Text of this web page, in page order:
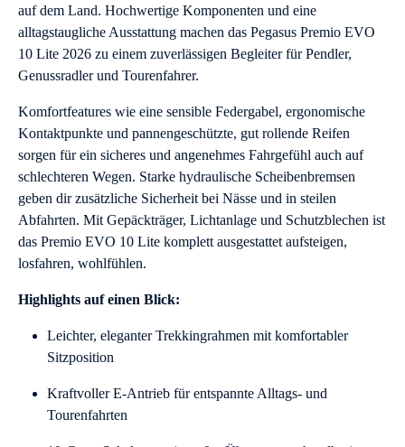
auf dem Land. Hochwertige Komponenten und eine
alltagstaugliche Ausstattung machen das Pegasus Premio EVO
10 Lite 2026 zu einem zuverlässigen Begleiter für Pendler,
Genussradler und Tourenfahrer.
Komfortfeatures wie eine sensible Federgabel, ergonomische
Kontaktpunkte und pannengeschützte, gut rollende Reifen
sorgen für ein sicheres und angenehmes Fahrgefühl auch auf
schlechteren Wegen. Starke hydraulische Scheibenbremsen
geben dir zusätzliche Sicherheit bei Nässe und in steilen
Abfahrten. Mit Gepäckträger, Lichtanlage und Schutzblechen ist
das Premio EVO 10 Lite komplett ausgestattet aufsteigen,
losfahren, wohlfühlen.
Highlights auf einen Blick:
Leichter, eleganter Trekkingrahmen mit komfortabler
Sitzposition
Kraftvoller E-Antrieb für entspannte Alltags- und
Tourenfahrten